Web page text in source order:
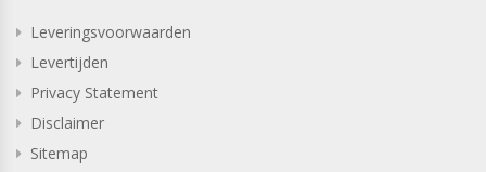
Leveringsvoorwaarden
Levertijden
Privacy Statement
Disclaimer
Sitemap